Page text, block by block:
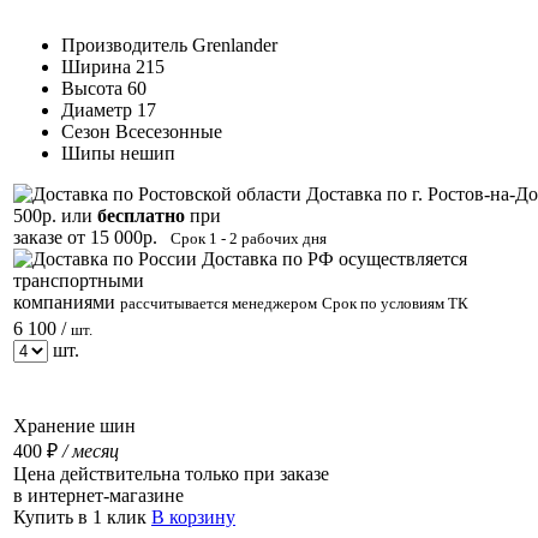
Производитель Grenlander
Ширина 215
Высота 60
Диаметр 17
Сезон Всесезонные
Шипы нешип
Доставка по г. Ростов-на-
500р. или бесплатно при
заказе от 15 000р.
Срок 1 - 2 рабочих дня
Доставка по РФ осуществляется
транспортными
компаниями рассчитывается менеджером Срок по условиям ТК
6 100 / шт.
шт.
Хранение шин
400 ₽ / месяц
Цена действительна только при заказе
в интернет-магазине
Купить в 1 клик В корзину